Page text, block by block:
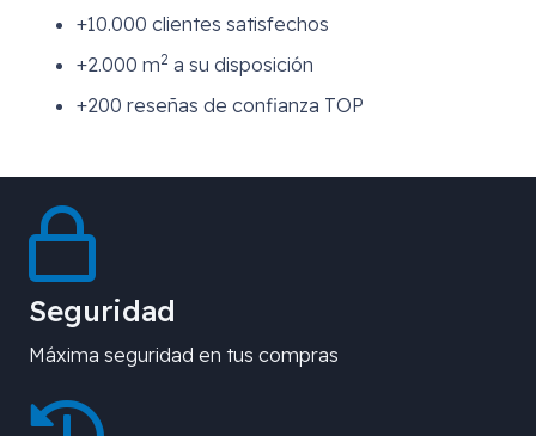
+10.000 clientes satisfechos
+2.000 m2 a su disposición
+200 reseñas de confianza TOP
Seguridad
Máxima seguridad en tus compras